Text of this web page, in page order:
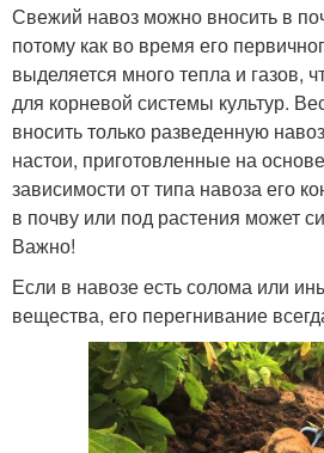
Свежий навоз можно вносить в
потому как во время его
выделяется много тепла и газов,
для корневой системы культур.
вносить только разведенную
настои, приготовленные на
зависимости от типа навоза его
в почву или под растения может
Важно!
Если в навозе есть солома или
вещества, его перегнивание